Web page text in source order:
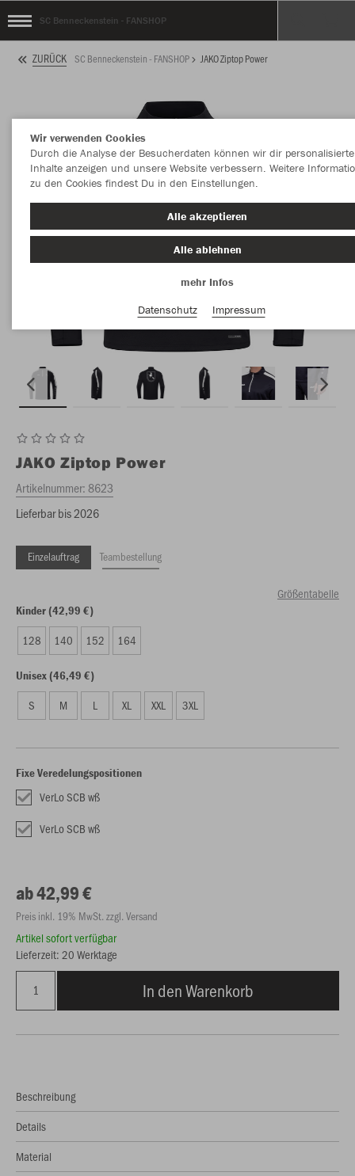
SC Benneckenstein - FANSHOP
ZURÜCK SC Benneckenstein - FANSHOP JAKO Ziptop Power
JAKO Ziptop Power
Artikelnummer:8623
Lieferbar bis 2026
Einzelauftrag Teambestellung
Größentabelle
Kinder (42,99 €)
128 140 152 164
Unisex (46,49 €)
S M L XL XXL 3XL
Fixe Veredelungspositionen
VerLo SCB wß
VerLo SCB wß
ab 42,99 €
Preis inkl. 19% MwSt. zzgl. Versand
Artikel sofort verfügbar
Lieferzeit: 20 Werktage
In den Warenkorb
Beschreibung
Details
Material
Wir verwenden Cookies
Durch die Analyse der Besucherdaten können wir dir personalisierte
Inhalte anzeigen und unsere Website verbessern. Weitere
zu den Cookies findest Du in den Einstellungen.
Alle akzeptieren
Alle ablehnen
mehr Infos
Datenschutz
Impressum